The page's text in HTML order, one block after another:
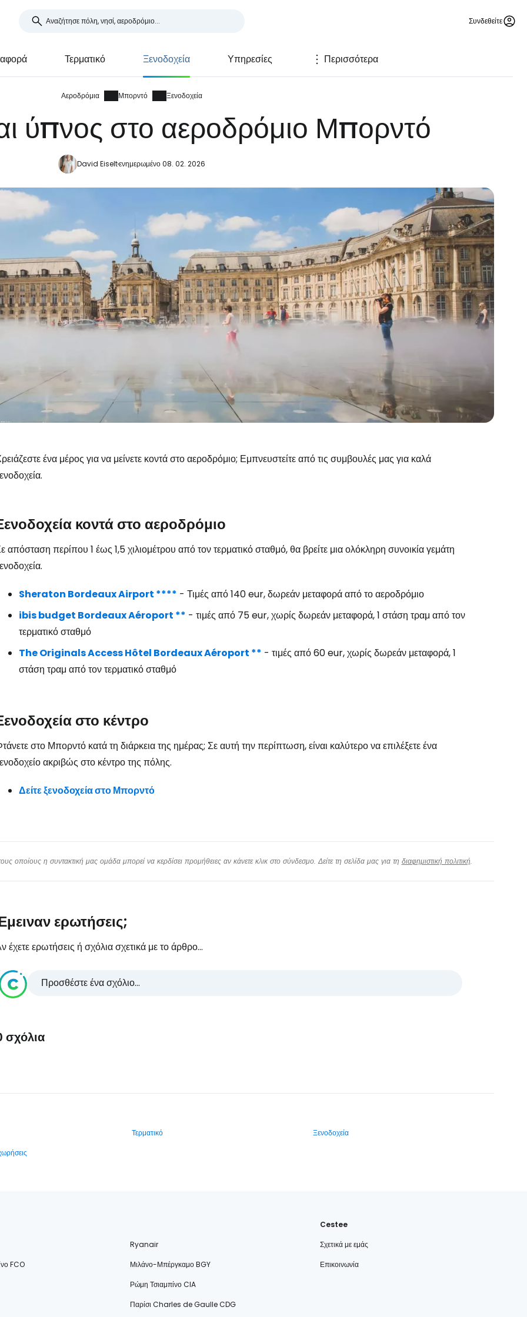
Συνδεθείτε
Τερματικό Ξενοδοχεία Υπηρεσίες Περισσότερα
Αεροδρόμια Μπορντό Ξενοδοχεία
ύπνος στο αεροδρόμιο Μπορντό
David Eiseltενημερωμένο 08. 02. 2026
ένα μέρος για να μείνετε κοντά στο αεροδρόμιο; Εμπνευστείτε από τις συμβουλές μας για καλά
κοντά στο αεροδρόμιο
απόσταση περίπου 1 έως 1,5 χιλιομέτρου από τον τερματικό σταθμό, θα βρείτε μια ολόκληρη συνοικία γεμάτη
Sheraton Bordeaux Airport **** - Τιμές από 140 eur, δωρεάν μεταφορά από το αεροδρόμιο
ibis budget Bordeaux Aéroport ** - τιμές από 75 eur, χωρίς δωρεάν μεταφορά, 1 στάση τραμ από τον
τερματικό σταθμό
The Originals Access Hôtel Bordeaux Aéroport ** - τιμές από 60 eur, χωρίς δωρεάν μεταφορά, 1
στάση τραμ από τον τερματικό σταθμό
στο κέντρο
στο Μπορντό κατά τη διάρκεια της ημέρας; Σε αυτή την περίπτωση, είναι καλύτερο να επιλέξετε ένα
ακριβώς στο κέντρο της πόλης.
Δείτε ξενοδοχεία στο Μπορντό
οποίους η συντακτική μας ομάδα μπορεί να κερδίσει προμήθειες αν κάνετε κλικ στο σύνδεσμο. Δείτε τη σελίδα μας για τη διαφημιστική πολιτική.
ερωτήσεις;
έχετε ερωτήσεις ή σχόλια σχετικά με το άρθρο...
Προσθέστε ένα σχόλιο...
σχόλια
Τερματικό
Ξενοδοχεία
Ryanair
FCO
Μιλάνο-Μπέργκαμο BGY
Ρώμη Τσιαμπίνο CIA
Παρίσι Charles de Gaulle CDG
Cestee
Σχετικά με εμάς
Επικοινωνία
Συνδεθείτε στο Cestee